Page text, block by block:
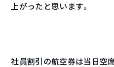
上がったと思います。
社員割引の航空券は当日空